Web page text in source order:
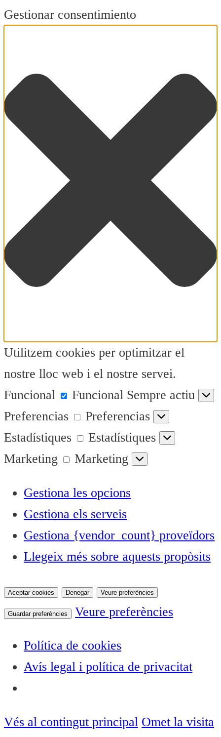
Gestionar consentimiento
Utilitzem cookies per optimitzar el
nostre lloc web i el nostre servei.
Funcional
Funcional Sempre actiu
Preferencias
Preferencias
Estadístiques
Estadístiques
Marketing
Marketing
Gestiona les opcions
Gestiona els serveis
Gestiona {vendor_count} proveïdors
Llegeix més sobre aquests propòsits
Aceptar cookies Denegar Veure preferències
Guardar preferències Veure preferències
Política de cookies
Avís legal i política de privacitat
Vés al contingut principal Omet la visita
ACTUALITAT